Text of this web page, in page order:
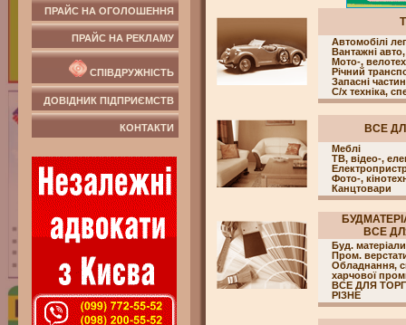
ПРАЙС НА ОГОЛОШЕННЯ
ПРАЙС НА РЕКЛАМУ
СПІВДРУЖНІСТЬ
ДОВІДНИК ПІДПРИЄМСТВ
КОНТАКТИ
Автомобілі
Вантажні
Мото-,
Річний
Запасні
С/х техніка,
ВСЕ
Меблі
ТВ, відео-,
Фото-,
Канцтовари
ВСЕ
Буд.
Пром.
Обладнання,
харчової
ВСЕ ДЛЯ
РІЗНЕ